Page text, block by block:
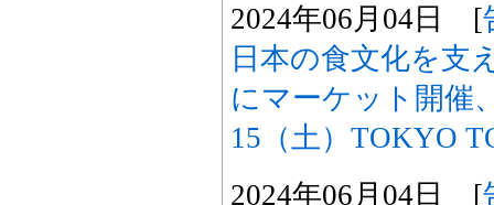
2024年06月04日 [
日本の食文化を支
にマーケット開催
15（土）TOKYO
2024年06月04日 [